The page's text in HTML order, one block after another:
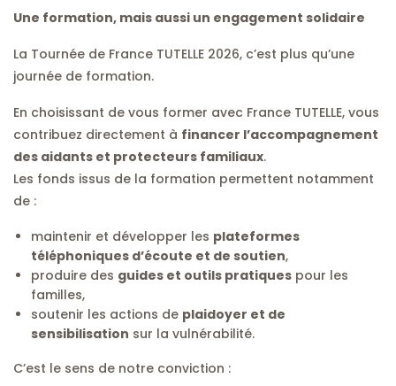
Une formation, mais aussi un engagement solidaire
La Tournée de France TUTELLE 2026, c’est plus qu’une
journée de formation.
En choisissant de vous former avec France TUTELLE, vous
contribuez directement à financer l’accompagnement
des aidants et protecteurs familiaux.
Les fonds issus de la formation permettent notamment
de :
maintenir et développer les plateformes
téléphoniques d’écoute et de soutien,
produire des guides et outils pratiques pour les
familles,
soutenir les actions de plaidoyer et de
sensibilisation sur la vulnérabilité.
C’est le sens de notre conviction :